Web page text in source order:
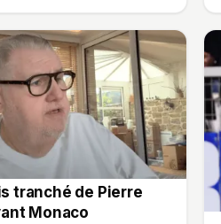
tranché de Pierre
Monaco